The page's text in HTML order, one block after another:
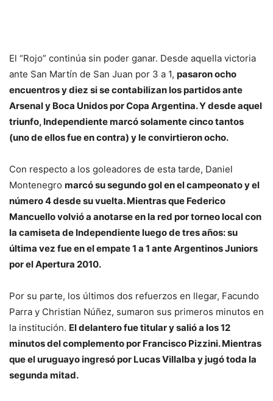
El “Rojo” continúa sin poder ganar. Desde aquella victoria
ante San Martín de San Juan por 3 a 1, pasaron ocho
encuentros y diez si se contabilizan los partidos ante
Arsenal y Boca Unidos por Copa Argentina. Y desde aquel
triunfo, Independiente marcó solamente cinco tantos
(uno de ellos fue en contra) y le convirtieron ocho.
Con respecto a los goleadores de esta tarde, Daniel
Montenegro marcó su segundo gol en el campeonato y el
número 4 desde su vuelta. Mientras que Federico
Mancuello volvió a anotarse en la red por torneo local con
la camiseta de Independiente luego de tres años: su
última vez fue en el empate 1 a 1 ante Argentinos Juniors
por el Apertura 2010.
Por su parte, los últimos dos refuerzos en llegar, Facundo
Parra y Christian Núñez, sumaron sus primeros minutos en
la institución. El delantero fue titular y salió a los 12
minutos del complemento por Francisco Pizzini. Mientras
que el uruguayo ingresó por Lucas Villalba y jugó toda la
segunda mitad.